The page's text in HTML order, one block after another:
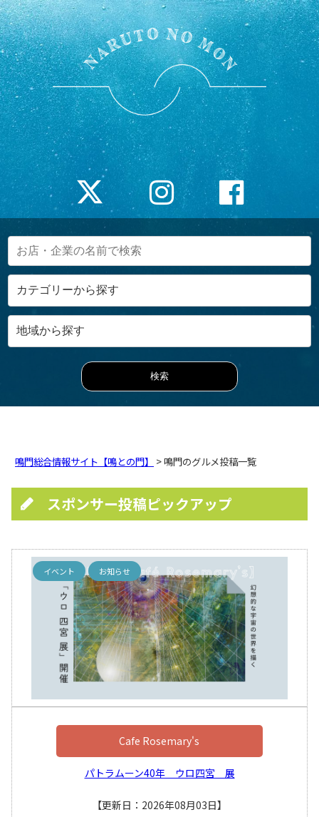
鳴門総合情報サイト【鳴との門】 > 鳴門のグルメ投稿一覧
スポンサー投稿ピックアップ
イベント お知らせ
Cafe Rosemary's
パトラムーン40年 ウロ四宮 展
【更新日：2026年08月03日】